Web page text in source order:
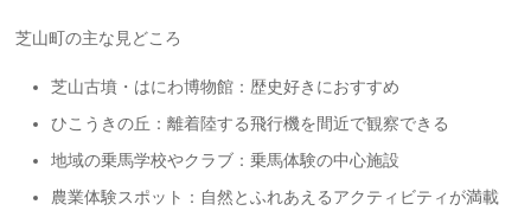
芝山町の主な見どころ
芝山古墳・はにわ博物館：歴史好きにおすすめ
ひこうきの丘：離着陸する飛行機を間近で観察できる
地域の乗馬学校やクラブ：乗馬体験の中心施設
農業体験スポット：自然とふれあえるアクティビティが満載